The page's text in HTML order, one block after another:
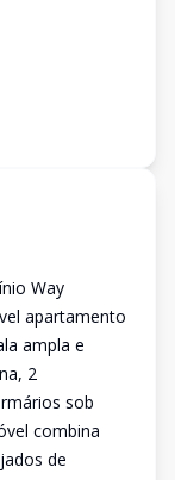
Way
apartamento
ampla e
2
sob
combina
de